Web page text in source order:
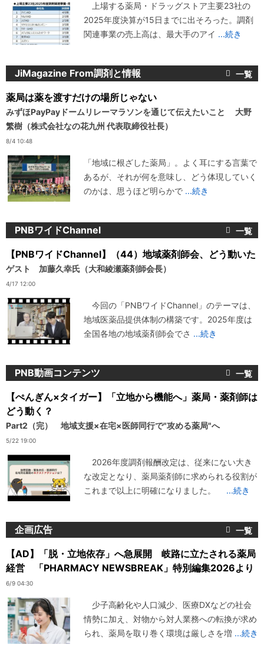
上場する薬局・ドラッグストア主要23社の
2025年度決算が15日までに出そろった。調剤
関連事業の売上高は、最大手のアイ ...続き
JiMagazine From調剤と情報
薬局は薬を渡すだけの場所じゃない
みずほPayPayドームリレーマラソンを通じて伝えたいこと 大野
繁樹（株式会社なの花九州 代表取締役社長）
8/4 10:48
「地域に根ざした薬局」。よく耳にする言葉で
あるが、それが何を意味し、どう体現していく
のかは、思うほど明らかで ...続き
PNBワイドChannel
【PNBワイドChannel】（44）地域薬剤師会、どう動いた
ゲスト 加藤久幸氏（大和綾瀬薬剤師会長）
4/17 12:00
今回の「PNBワイドChannel」のテーマは、
地域医薬品提供体制の構築です。2025年度は
全国各地の地域薬剤師会でさ ...続き
PNB動画コンテンツ
【ぺんぎん×タイガー】「立地から機能へ」薬局・薬剤師は
どう動く？
Part2（完） 地域支援×在宅×医師同行で"攻める薬局"へ
5/22 19:00
2026年度調剤報酬改定は、従来にない大き
な改定となり、薬局薬剤師に求められる役割が
これまで以上に明確になりました。
...続き
企画広告
【AD】「脱・立地依存」へ急展開 岐路に立たされる薬局
経営 「PHARMACY NEWSBREAK」特別編集2026より
6/9 04:30
少子高齢化や人口減少、医療DXなどの社会
情勢に加え、対物から対人業務への転換が求め
られ、薬局を取り巻く環境は厳しさを増 ...続き